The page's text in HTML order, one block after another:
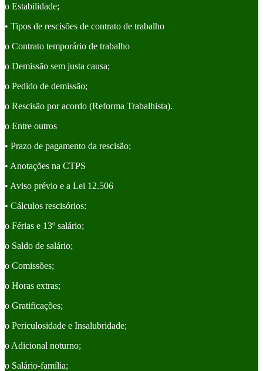
o Estabilidade;
• Tipos de rescisões de contrato de trabalho
o Contrato temporário de trabalho
o Demissão sem justa causa;
o Pedido de demissão;
o Rescisão por acordo (Reforma Trabalhista).
o Entre outros
• Prazo de pagamento da rescisão;
• Anotações na CTPS
• Aviso prévio e a Lei 12.506
• Cálculos rescisórios:
o Férias e 13º salário;
o Saldo de salário;
o Comissões;
o Horas extras;
o Gratificações;
o Periculosidade e Insalubridade;
o Adicional noturno;
o Salário-família;